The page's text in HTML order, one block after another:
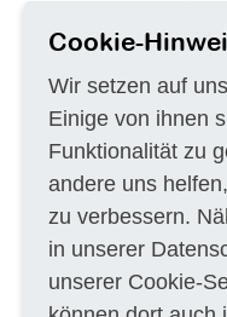
Auftraggeber
Ausführungsort
Cookie-
Wir setzen auf
Einige von ihnen
Funktionalität zu
andere uns
zu verbessern.
in unserer
unserer Cookie-